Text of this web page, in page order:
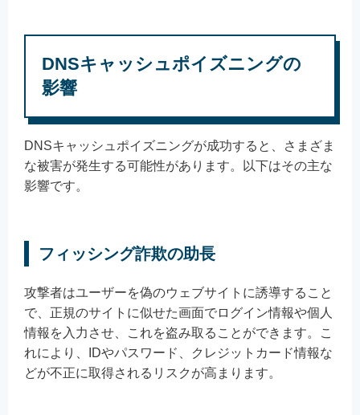
DNSキャッシュポイズニングの
影響
DNSキャッシュポイズニングが成功すると、さまざま
な被害が発生する可能性があります。以下はその主な
影響です。
フィッシング詐欺の助長
攻撃者はユーザーを偽のウェブサイトに誘導すること
で、正規のサイトに似せた画面でログイン情報や個人
情報を入力させ、これを盗み取ることができます。こ
れにより、IDやパスワード、クレジットカード情報な
どが不正に取得されるリスクが高まります。